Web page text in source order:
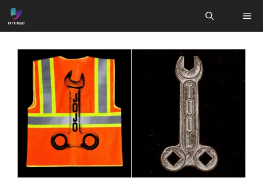
Aller
au